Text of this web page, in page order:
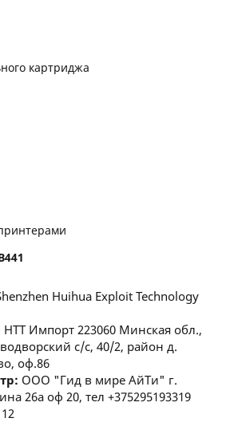
картриджа
Huihua Exploit Technology
Импорт 223060 Минская обл.,
с/с, 40/2, район д.
оф.86
ООО "Гид в мире АйТи" г.
26а оф 20, тел +375295193319